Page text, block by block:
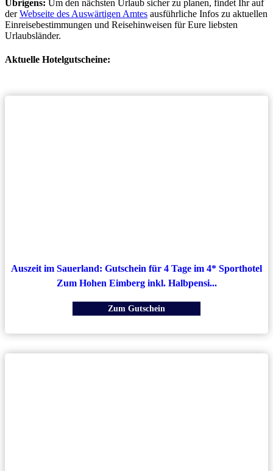
Übrigens: Um den nächsten Urlaub sicher zu planen, findet Ihr auf
derWebseite des Auswärtigen Amtes ausführliche Infos zu aktuellen
Einreisebestimmungen und Reisehinweisen für Eure liebsten
Urlaubsländer.
Aktuelle Hotelgutscheine:
Auszeit im Sauerland: Gutschein für 4 Tage im 4* Sporthotel
Zum Hohen Eimberg inkl. Halbpensi...
Zum Gutschein